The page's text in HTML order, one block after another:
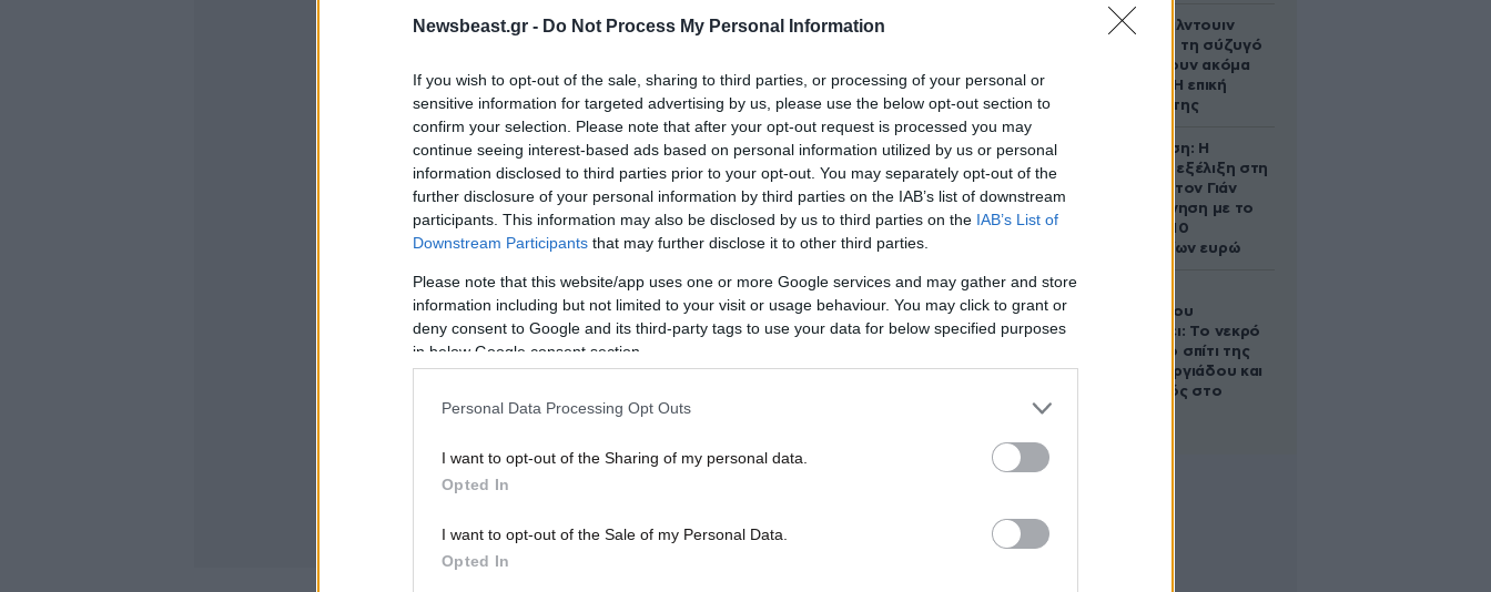
Newsbeast.gr - Do Not Process My Personal Information
If you wish to opt-out of the sale, sharing to third parties, or processing of your personal or
sensitive information for targeted advertising by us, please use the below opt-out section to
confirm your selection. Please note that after your opt-out request is processed you may
continue seeing interest-based ads based on personal information utilized by us or personal
information disclosed to third parties prior to your opt-out. You may separately opt-out of the
further disclosure of your personal information by third parties on the IAB’s list of downstream
participants. This information may also be disclosed by us to third parties on the IAB’s List of
Downstream Participants that may further disclose it to other third parties.
Please note that this website/app uses one or more Google services and may gather and store
information including but not limited to your visit or usage behaviour. You may click to grant or
deny consent to Google and its third-party tags to use your data for below specified purposes
in below Google consent section.
Personal Data Processing Opt Outs
I want to opt-out of the Sharing of my personal data.
Opted In
I want to opt-out of the Sale of my Personal Data.
Opted In
Ο Άλεκ Μπάλντουιν
ζήτησε από τη σύζυγό
του να κάνουν ακόμα
ένα παιδί – Η επική
αντίδρασή της
Αθηνά Ωνάση: Η
απρόσμενη εξέλιξη στη
διαμάχη με τον Γιάν
Τοπς – Η κίνηση με το
άλογο των 10
εκατομμυρίων ευρώ
Τζώρτζογλου
αποκαλύπτει: Το νεκρό
έμβρυο στο σπίτι της
Μαρίας Γεωργιάδου και
ο εγκλεισμός στο